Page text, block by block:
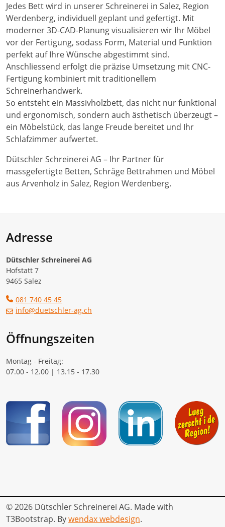
Jedes Bett wird in unserer Schreinerei in Salez, Region
Werdenberg, individuell geplant und gefertigt. Mit
moderner 3D-CAD-Planung visualisieren wir Ihr Möbel
vor der Fertigung, sodass Form, Material und Funktion
perfekt auf Ihre Wünsche abgestimmt sind.
Anschliessend erfolgt die präzise Umsetzung mit CNC-
Fertigung kombiniert mit traditionellem
Schreinerhandwerk.
So entsteht ein Massivholzbett, das nicht nur funktional
und ergonomisch, sondern auch ästhetisch überzeugt –
ein Möbelstück, das lange Freude bereitet und Ihr
Schlafzimmer aufwertet.
Dütschler Schreinerei AG – Ihr Partner für
massgefertigte Betten, Schräge Bettrahmen und Möbel
aus Arvenholz in Salez, Region Werdenberg.
Adresse
Dütschler Schreinerei AG
Hofstatt 7
9465 Salez
081 740 45 45
info@duetschler-ag.ch
Öffnungszeiten
Montag - Freitag:
07.00 - 12.00 | 13.15 - 17.30
© 2026 Dütschler Schreinerei AG. Made with
T3Bootstrap. Bywendax webdesign.